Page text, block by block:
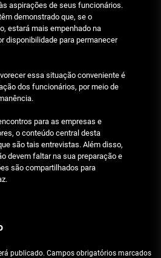
aspirações de seus funcionários.
demonstrado que, se o
estará mais empenhado na
disponibilidade para permanecer
essa situação conveniente é
dos funcionários, por meio de
para as empresas e
o conteúdo central desta
são tais entrevistas. Além disso,
devem faltar na sua preparação e
são compartilhados para
publicado. Campos obrigatórios marcados